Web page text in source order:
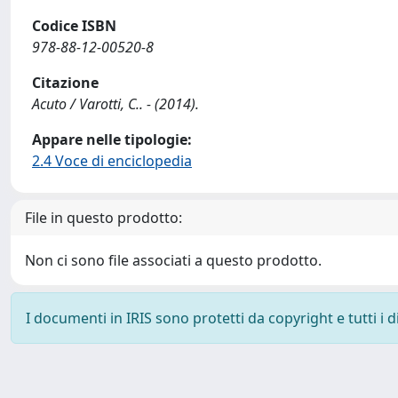
Codice ISBN
978-88-12-00520-8
Citazione
Acuto / Varotti, C.. - (2014).
Appare nelle tipologie:
2.4 Voce di enciclopedia
File in questo prodotto:
Non ci sono file associati a questo prodotto.
I documenti in IRIS sono protetti da copyright e tutti i